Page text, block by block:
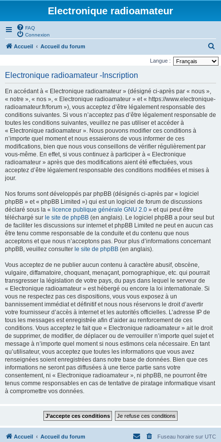
Electronique radioamateur
FAQ
Connexion
Accueil Accueil du forum
e
Langue :
Electronique radioamateur -Inscription
En accédant à « Electronique radioamateur » (désigné ci-après par « nous »,
« notre », « nos », « Electronique radioamateur » et « https://www.electronique-
radioamateur.fr/forum »), vous acceptez d’être légalement responsable des
conditions suivantes. Si vous n’acceptez pas d’être légalement responsable de
toutes les conditions suivantes, veuillez ne pas utiliser et accéder à
« Electronique radioamateur ». Nous pouvons modifier ces conditions à
n’importe quel moment et nous essaierons de vous informer de ces
modifications, bien que nous vous conseillons de vérifier régulièrement par
vous-même. En effet, si vous continuez à participer à « Electronique
radioamateur » après que des modifications aient été effectuées, vous
acceptez d’être légalement responsable des conditions modifiées et mises à
jour.
Nos forums sont développés par phpBB (désignés ci-après par « logiciel
phpBB » et « phpBB Limited ») qui est un logiciel de forum de discussions
déclaré sous la « licence publique générale GNU 2.0 » et qui peut être
téléchargé sur le site de phpBB (en anglais). Le logiciel phpBB a pour seul but
de faciliter les discussions sur internet et phpBB Limited ne peut en aucun cas
être tenu comme responsable de la conduite et du contenu que nous
acceptons et que nous n’acceptons pas. Pour plus d’informations concernant
phpBB, veuillez consulter le site de phpBB (en anglais).
Vous acceptez de ne publier aucun contenu à caractère abusif, obscène,
vulgaire, diffamatoire, choquant, menaçant, pornographique, etc. qui pourrait
transgresser la législation de votre pays, du pays dans lequel le serveur de
« Electronique radioamateur » est hébergé ou encore la loi internationale. Si
vous ne respectez pas ces dispositions, vous vous exposez à un
bannissement immédiat et définitif et nous nous réservons le droit d’avertir
votre fournisseur d’accès à internet et les autorités officielles. L’adresse IP de
tous les messages est enregistrée afin d’aider au renforcement de ces
conditions. Vous acceptez le fait que « Electronique radioamateur » ait le droit
de supprimer, de modifier, de déplacer ou de verrouiller n’importe quel sujet et
message à n’importe quel moment si nous estimons cela nécessaire. En tant
qu’utilisateur, vous acceptez que toutes les informations que vous avez
renseignées soient enregistrées dans notre base de données. Bien que ces
informations ne seront pas diffusées à une tierce partie sans votre
consentement, ni « Electronique radioamateur », ni phpBB, ne pourront être
tenus comme responsables en cas de tentative de piratage informatique visant
à compromettre vos données.
Accueil Accueil du forum Fuseau horaire sur UTC